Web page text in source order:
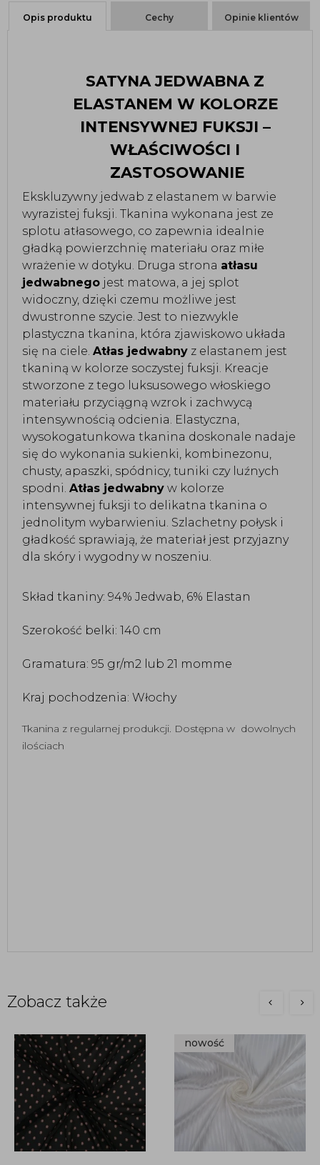
Opis produktu Cechy Opinie klientów
SATYNA JEDWABNA Z
ELASTANEM W KOLORZE
INTENSYWNEJ FUKSJI –
WŁAŚCIWOŚCI I
ZASTOSOWANIE
Ekskluzywny jedwab z elastanem w barwie
wyrazistej fuksji. Tkanina wykonana jest ze
splotu atłasowego, co zapewnia idealnie
gładką powierzchnię materiału oraz miłe
wrażenie w dotyku. Druga strona atłasu
jedwabnego jest matowa, a jej splot
widoczny, dzięki czemu możliwe jest
dwustronne szycie. Jest to niezwykle
plastyczna tkanina, która zjawiskowo układa
się na ciele. Atłas jedwabny z elastanem jest
tkaniną w kolorze soczystej fuksji. Kreacje
stworzone z tego luksusowego włoskiego
materiału przyciągną wzrok i zachwycą
intensywnością odcienia. Elastyczna,
wysokogatunkowa tkanina doskonale nadaje
się do wykonania sukienki, kombinezonu,
chusty, apaszki, spódnicy, tuniki czy luźnych
spodni. Atłas jedwabny w kolorze
intensywnej fuksji to delikatna tkanina o
jednolitym wybarwieniu. Szlachetny połysk i
gładkość sprawiają, że materiał jest przyjazny
dla skóry i wygodny w noszeniu.
Skład tkaniny: 94% Jedwab, 6% Elastan
Szerokość belki: 140 cm
Gramatura: 95 gr/m2 lub 21 momme
Kraj pochodzenia: Włochy
Tkanina z regularnej produkcji. Dostępna w dowolnych
ilościach
Zobacz także
nowość